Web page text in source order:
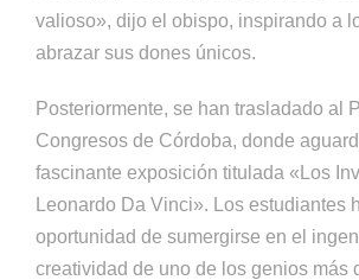
valioso», dijo el obispo, inspirando a
abrazar sus dones únicos.
Posteriormente, se han trasladado al
Congresos de Córdoba, donde
fascinante exposición titulada «Los
Leonardo Da Vinci». Los estudiantes
oportunidad de sumergirse en el
creatividad de uno de los genios más